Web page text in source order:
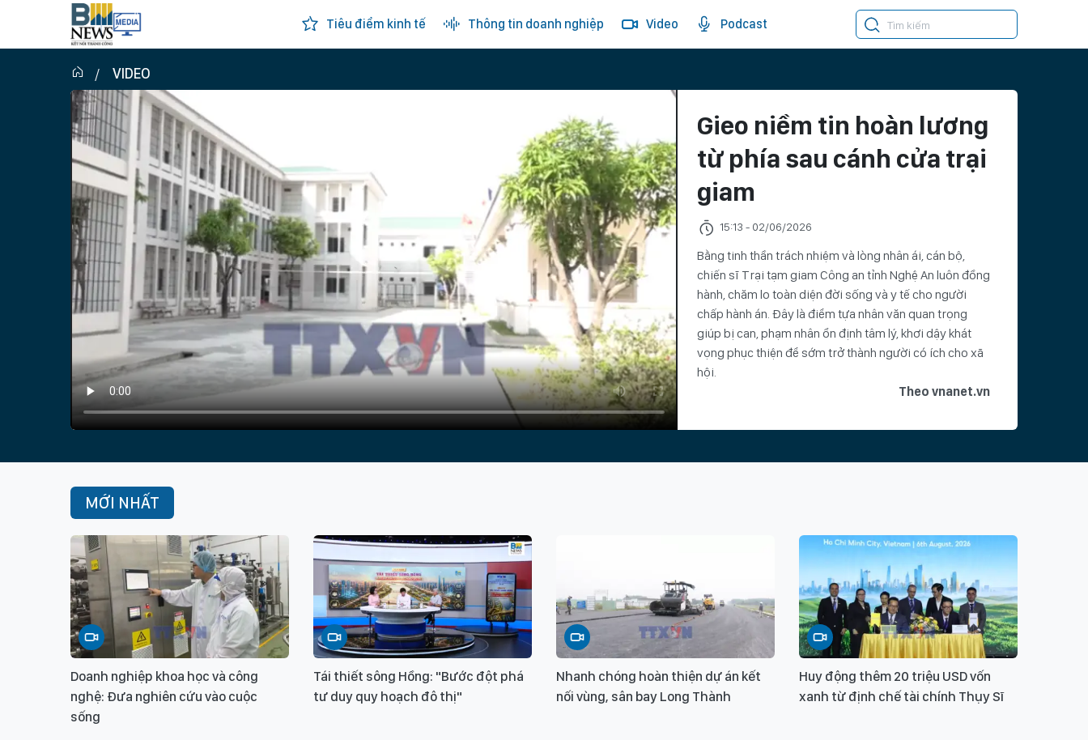
Tiêu điểm kinh tế Thông tin doanh nghiệp Video Podcast
VIDEO
Gieo niềm tin hoàn lương
từ phía sau cánh cửa trại
giam
15:13 - 02/06/2026
Bằng tinh thần trách nhiệm và lòng nhân ái, cán bộ,
chiến sĩ Trại tạm giam Công an tỉnh Nghệ An luôn đồng
hành, chăm lo toàn diện đời sống và y tế cho người
chấp hành án. Đây là điểm tựa nhân văn quan trọng
giúp bị can, phạm nhân ổn định tâm lý, khơi dậy khát
vọng phục thiện để sớm trở thành người có ích cho xã
hội.
Theo vnanet.vn
MỚI NHẤT
Doanh nghiệp khoa học và công
nghệ: Đưa nghiên cứu vào cuộc
sống
Tái thiết sông Hồng: "Bước đột phá
tư duy quy hoạch đô thị"
Nhanh chóng hoàn thiện dự án kết
nối vùng, sân bay Long Thành
Huy động thêm 20 triệu USD vốn
xanh từ định chế tài chính Thụy Sĩ